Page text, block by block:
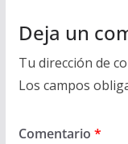
Deja un
Tu dirección de
Los campos
Comentario *